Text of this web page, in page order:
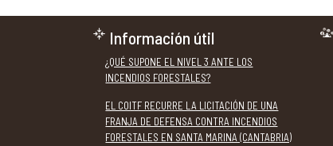
Información útil
¿QUÉ SUPONE EL NIVEL 3 ANTE LOS
INCENDIOS FORESTALES?
EL COITF RECURRE LA LICITACIÓN DE UNA
FRANJA DE DEFENSA CONTRA INCENDIOS
FORESTALES EN SANTA MARINA (CANTABRIA)